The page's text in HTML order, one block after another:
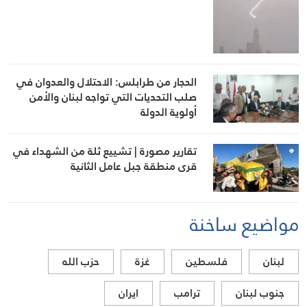
الحجار من طرابلس: الاحتلال والعدوان في
صلب التحديات التي تواجه لبنان والأمن
أولوية الدولة
تقارير مصورة | تشييع ثلة من الشهداء في
قرى منطقة جبل عامل الثانية
مواضيع ساخنة
لبنان فلسطين غزة
حزب الله
جنوب لبنان
ترامب
ايران